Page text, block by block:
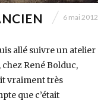
6 mai 2012
allé suivre un atelier
René Bolduc,
vraiment très
que c’était